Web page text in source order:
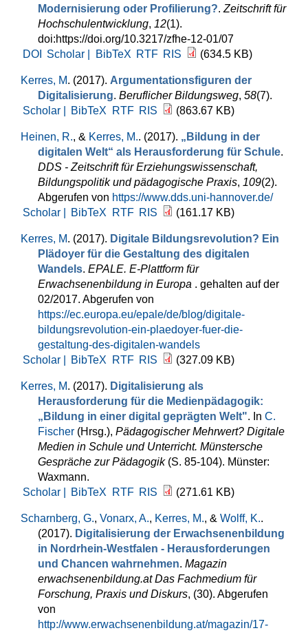
Modernisierung oder Profilierung?. Zeitschrift für
Hochschulentwicklung, 12(1).
doi:https://doi.org/10.3217/zfhe-12-01/07
DOI
Scholar | BibTeX RTF RIS (634.5 KB)
Kerres, M. (2017). Argumentationsfiguren der
Digitalisierung. Beruflicher Bildungsweg, 58(7).
Scholar |
BibTeX RTF RIS (863.67 KB)
Heinen, R., & Kerres, M.. (2017). „Bildung in der
digitalen Welt“ als Herausforderung für Schule.
DDS - Zeitschrift für Erziehungswissenschaft,
Bildungspolitik und pädagogische Praxis, 109(2).
Abgerufen von https://www.dds.uni-hannover.de/
Scholar |
BibTeX RTF RIS (161.17 KB)
Kerres, M. (2017). Digitale Bildungsrevolution? Ein
Plädoyer für die Gestaltung des digitalen
Wandels. EPALE. E-Plattform für
Erwachsenenbildung in Europa . gehalten auf der
02/2017. Abgerufen von
https://ec.europa.eu/epale/de/blog/digitale-
bildungsrevolution-ein-plaedoyer-fuer-die-
gestaltung-des-digitalen-wandels
Scholar |
BibTeX RTF RIS (327.09 KB)
Kerres, M. (2017). Digitalisierung als
Herausforderung für die Medienpädagogik:
„Bildung in einer digital geprägten Welt". In C.
Fischer (Hrsg.), Pädagogischer Mehrwert? Digitale
Medien in Schule und Unterricht. Münstersche
Gespräche zur Pädagogik(S. 85-104). Münster:
Waxmann.
Scholar |
BibTeX RTF RIS (271.61 KB)
Scharnberg, G., Vonarx, A., Kerres, M., & Wolff, K..
(2017). Digitalisierung der Erwachsenenbildung
in Nordrhein-Westfalen - Herausforderungen
und Chancen wahrnehmen. Magazin
erwachsenenbildung.at Das Fachmedium für
Forschung, Praxis und Diskurs, (30). Abgerufen
von
http://www.erwachsenenbildung.at/magazin/17-